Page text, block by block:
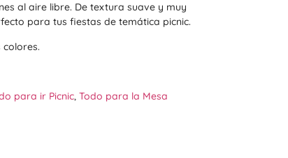
al aire libre. De textura suave y muy
para tus fiestas de temática picnic.
para ir Picnic, Todo para la Mesa